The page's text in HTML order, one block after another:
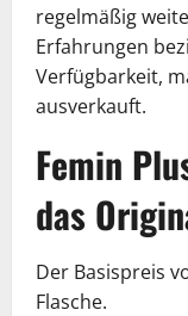
regelmäßig
Erfahrungen
Verfügbarkeit,
ausverkauft.
Femin
das
Der Basispreis
Flasche.